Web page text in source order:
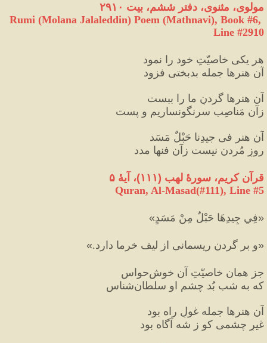
مولوی، مثنوی، دفتر ششم، بیت ۲۹۱۰
Rumi (Molana Jalaleddin) Poem (Mathnavi), Book #6,
Line #2910
هر یکی خاصیّتِ خود را نمود
آن هنرها جمله بدبختی فزود
آن هنرها گردنِ ما را ببست
زآن مَناصِب سرنگونساریم و پست
آن هنر فی جیدِنا حَبْلٌ مَسَد
روزِ مُردن نیست زآن فن‎ها مدد
قرآن کریم، سورهٔ لهب (۱۱۱)، آیهٔ ۵
Quran, Al-Masad(#111), Line #5
«فِي جِيدِهَا حَبْلٌ مِنْ مَسَدٍ»
«و بر گردن ريسمانى از ليف خرما دارد.»
جز همان خاصیّتِ آن خوش‌حواس
که به شب بُد چشمِ او سلطان‌شناس
آن هنرها جمله غولِ راه بود
غیرِ چشمی کو ز شه آگاه بود